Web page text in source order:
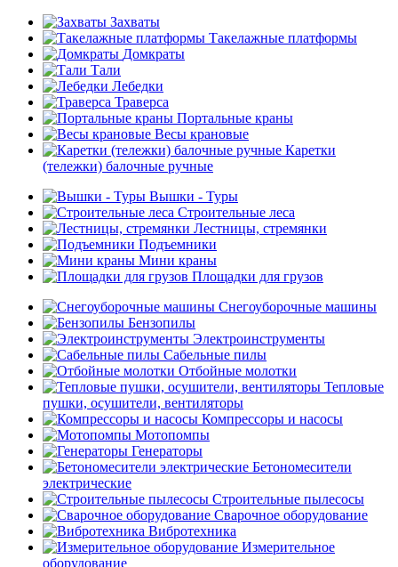
Захваты
Такелажные платформы
Домкраты
Тали
Лебедки
Траверса
Портальные краны
Весы крановые
Каретки
(тележки) балочные ручные
Вышки - Туры
Строительные леса
Лестницы, стремянки
Подъемники
Мини краны
Площадки для грузов
Снегоуборочные машины
Бензопилы
Электроинструменты
Сабельные пилы
Отбойные молотки
Тепловые
пушки, осушители, вентиляторы
Компрессоры и насосы
Мотопомпы
Генераторы
Бетономесители
электрические
Строительные пылесосы
Сварочное оборудование
Вибротехника
Измерительное
оборудование